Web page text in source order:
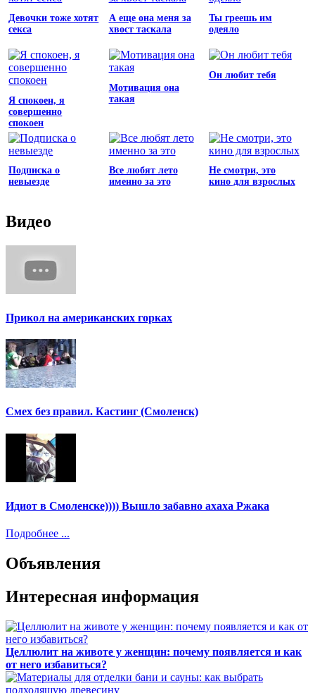
Девочки тоже хотят
секса
А еще она меня за
хвост таскала
Ты греешь им
одеяло
Я спокоен, я
совершенно
спокоен
Мотивация она
такая
Он любит тебя
Подписка о
невыезде
Все любят лето
именно за это
Не смотри, это
кино для взрослых
Видео
Прикол на американских горках
Смех без правил. Кастинг (Смоленск)
Идиот в Смоленске)))) Вышло забавно ахаха Ржака
Подробнее ...
Объявления
Интересная информация
Целлюлит на животе у женщин: почему появляется и как
от него избавиться?